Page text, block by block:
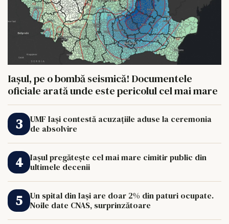
Iașul, pe o bombă seismică! Documentele
oficiale arată unde este pericolul cel mai mare
UMF Iași contestă acuzațiile aduse la ceremonia
de absolvire
Iașul pregătește cel mai mare cimitir public din
ultimele decenii
Un spital din Iași are doar 2% din paturi ocupate.
Noile date CNAS, surprinzătoare